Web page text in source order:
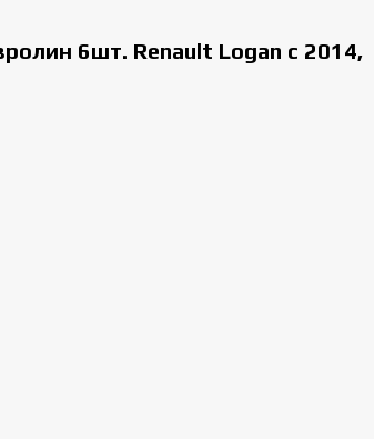
6шт. Renault Logan с 2014,